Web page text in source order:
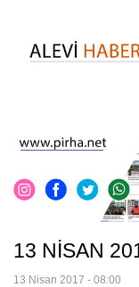
13 NİSAN
13 Nisan 2017 - 08:00